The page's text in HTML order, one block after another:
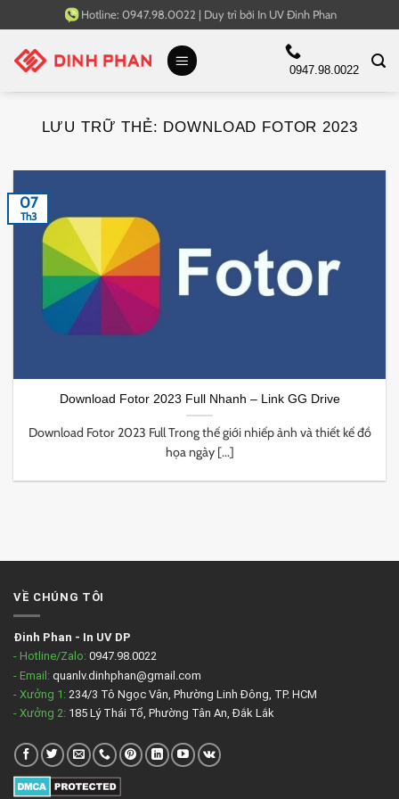
qua
nội
Hotline: 0947.98.0022 | Duy trì bởi In UV Đinh Phan
0947.98.0022
LƯU TRỮ THẺ: DOWNLOAD FOTOR 2023
Download Fotor 2023 Full Nhanh – Link GG Drive
Download Fotor 2023 Full Trong thế giới nhiếp ảnh và thiết kế đồ
họa ngày [...]
07
Th3
VỀ CHÚNG TÔI
Đinh Phan - In UV DP
- Hotline/Zalo: 0947.98.0022
- Email: quanlv.dinhphan@gmail.com
- Xưởng 1: 234/3 Tô Ngọc Vân, Phường Linh Đông, TP. HCM
- Xưởng 2: 185 Lý Thái Tổ, Phường Tân An, Đắk Lắk